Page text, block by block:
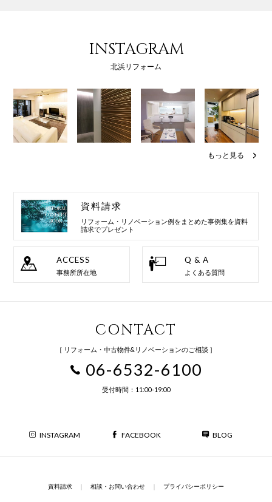
INSTAGRAM
北浜リフォーム
もっと見る
資料請求
リフォーム・リノベーション例を まとめた事例集を資料
請求でプレゼント
ACCESS
事務所所在地
Q & A
よくある質問
CONTACT
［ リフォーム・中古物件&リノベーションのご相談 ］
06-6532-6100
受付時間：11:00-19:00
INSTAGRAM FACEBOOK BLOG
資料請求 ｜ 相談・お問い合わせ ｜ プライバシーポリシー